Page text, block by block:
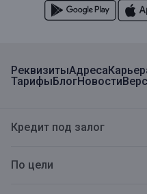
РеквизитыАдреса
ТарифыБлогНовости
Кредит под залог
По цели